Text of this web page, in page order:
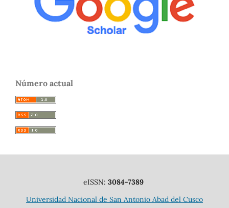
Número actual
eISSN: 3084-7389
Universidad Nacional de San Antonio Abad del Cusco